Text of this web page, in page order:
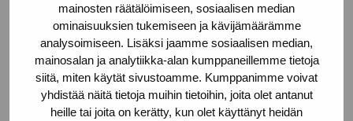
mainosten räätälöimiseen, sosiaalisen median
ominaisuuksien tukemiseen ja kävijämäärämme
analysoimiseen. Lisäksi jaamme sosiaalisen median,
mainosalan ja analytiikka-alan kumppaneillemme tietoja
siitä, miten käytät sivustoamme. Kumppanimme voivat
yhdistää näitä tietoja muihin tietoihin, joita olet antanut
heille tai joita on kerätty, kun olet käyttänyt heidän
Stiftelsen Pro Artibus
Gustav Wasas gata 11
10600 Ekenäs
proartibus@proartibus.fi